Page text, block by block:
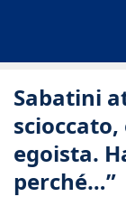
Sabatini
egoista.
perché…”